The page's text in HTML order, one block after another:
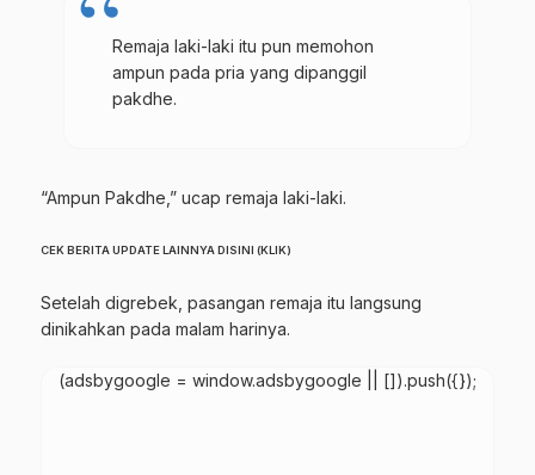
Remaja laki-laki itu pun memohon
ampun pada pria yang dipanggil
pakdhe.
“Ampun Pakdhe,” ucap remaja laki-laki.
CEK BERITA UPDATE LAINNYA DISINI (KLIK)
Setelah digrebek, pasangan remaja itu langsung
dinikahkan pada malam harinya.
(adsbygoogle = window.adsbygoogle || []).push({});